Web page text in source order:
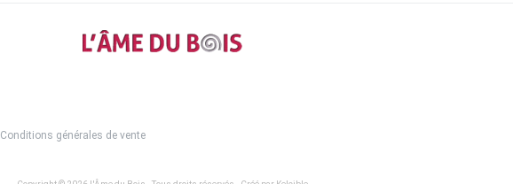
Conditions générales de vente